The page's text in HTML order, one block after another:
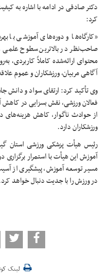
دکتر صادقی در ادامه با اشاره به
کرد:
«کارگاه‌ها و دوره‌های آموزشی با
صاحب‌نظر در بالاترین سطوح علمی
محتوای ارائه‌شده کاملاً کاربردی،
آگاهی مربیان، ورزشکاران و عموم
وی تأکید کرد: ارتقای سواد و دانش
فعالان ورزشی، نقش بسزایی در
از حوادث ناگوار، کاهش
ورزشکاران دارد.
رئیس هیأت پزشکی ورزشی استان
آموزش این هیأت با استمرار برگزاری
مسیر توسعه آموزش، پیشگیری از
در ورزش را با جدیت دنبال خواهد
لینک